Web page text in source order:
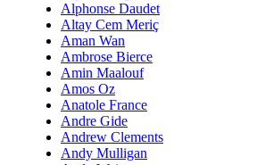
Alphonse Daudet
Altay Cem Meriç
Aman Wan
Ambrose Bierce
Amin Maalouf
Amos Oz
Anatole France
Andre Gide
Andrew Clements
Andy Mulligan